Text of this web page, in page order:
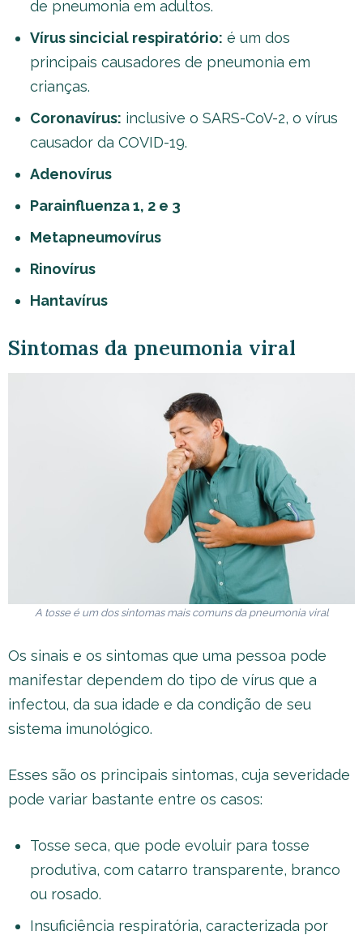
de pneumonia em adultos.
Vírus sincicial respiratório: é um dos
principais causadores de pneumonia em
crianças.
Coronavírus: inclusive o SARS-CoV-2, o vírus
causador da COVID-19.
Adenovírus
Parainfluenza 1, 2 e 3
Metapneumovírus
Rinovírus
Hantavírus
Sintomas da pneumonia viral
A tosse é um dos sintomas mais comuns da pneumonia viral
Os sinais e os sintomas que uma pessoa pode
manifestar dependem do tipo de vírus que a
infectou, da sua idade e da condição de seu
sistema imunológico.
Esses são os principais sintomas, cuja severidade
pode variar bastante entre os casos:
Tosse seca, que pode evoluir para tosse
produtiva, com catarro transparente, branco
ou rosado.
Insuficiência respiratória, caracterizada por